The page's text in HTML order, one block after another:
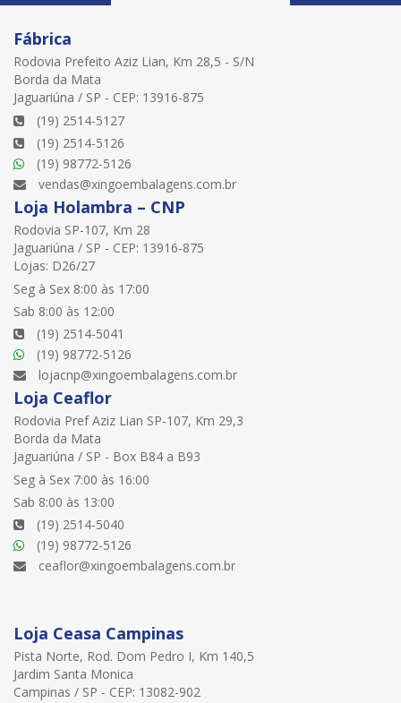
Fábrica
Rodovia Prefeito Aziz Lian, Km 28,5 - S/N
Borda da Mata
Jaguariúna / SP - CEP: 13916-875
(19) 2514-5127
(19) 2514-5126
(19) 98772-5126
vendas@xingoembalagens.com.br
Loja Holambra – CNP
Rodovia SP-107, Km 28
Jaguariúna / SP - CEP: 13916-875
Lojas: D26/27
Seg à Sex 8:00 às 17:00
Sab 8:00 às 12:00
(19) 2514-5041
(19) 98772-5126
lojacnp@xingoembalagens.com.br
Loja Ceaflor
Rodovia Pref Aziz Lian SP-107, Km 29,3
Borda da Mata
Jaguariúna / SP - Box B84 a B93
Seg à Sex 7:00 às 16:00
Sab 8:00 às 13:00
(19) 2514-5040
(19) 98772-5126
ceaflor@xingoembalagens.com.br
Loja Ceasa Campinas
Pista Norte, Rod. Dom Pedro I, Km 140,5
Jardim Santa Monica
Campinas / SP - CEP: 13082-902